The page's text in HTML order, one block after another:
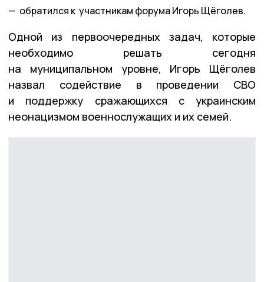
обратился к участникам форума Игорь Щёголев.
Одной из первоочередных задач, которые
необходимо решать сегодня
на муниципальном уровне, Игорь Щёголев
назвал содействие в проведении СВО
и поддержку сражающихся с украинским
неонацизмом военнослужащих и их семей.